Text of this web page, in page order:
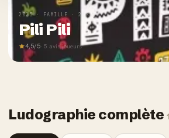
2025 · FAMILLE · 2-8 J
Pili Pili
4,5/5· 5 avis joueurs
Ludographie complète